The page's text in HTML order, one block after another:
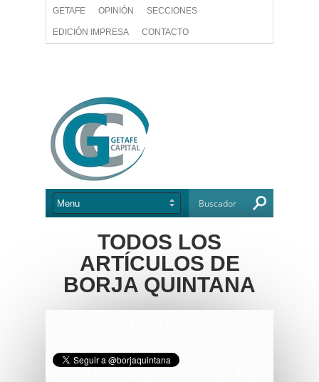
GETAFE OPINIÓN SECCIONES
EDICIÓN IMPRESA CONTACTO
TODOS LOS
ARTÍCULOS DE
BORJA QUINTANA